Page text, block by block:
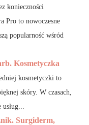
konieczności
Pro to nowoczesne
popularność wśród
Kosmetyczka
kosmetyczki to
skóry. W czasach,
Surgiderm,